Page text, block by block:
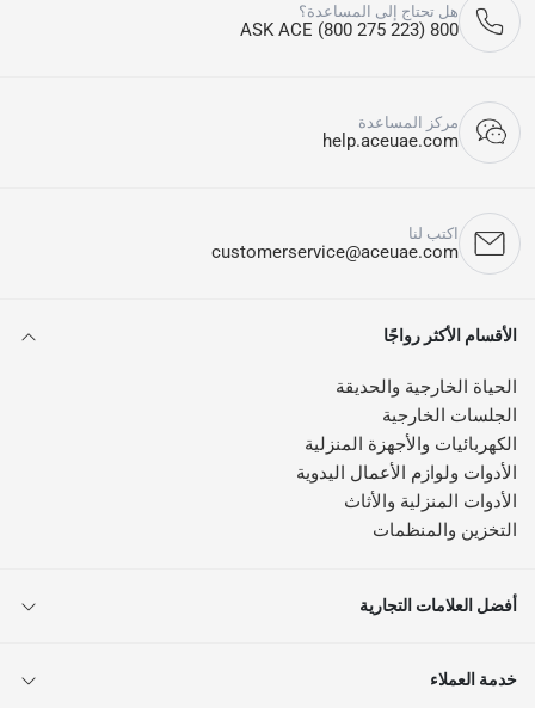
هل تحتاج إلى المساعدة؟
800 ASK ACE (800 275 223)
مركز المساعدة
help.aceuae.com
اكتب لنا
customerservice@aceuae.com
الأقسام الأكثر رواجًا
الحياة الخارجية والحديقة
الجلسات الخارجية
الكهربائيات والأجهزة المنزلية
الأدوات ولوازم الأعمال اليدوية
الأدوات المنزلية والأثاث
التخزين والمنظمات
أفضل العلامات التجارية
خدمة العملاء